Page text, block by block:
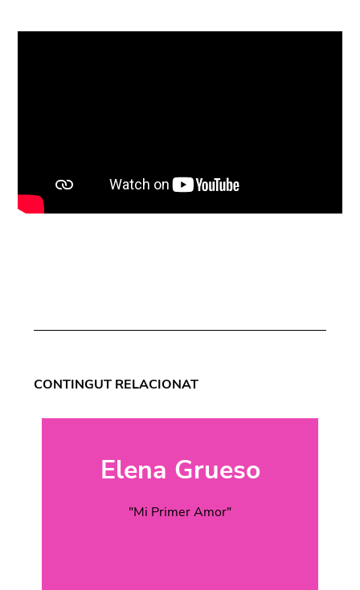
CONTINGUT RELACIONAT
Elena Grueso
"Mi Primer Amor"